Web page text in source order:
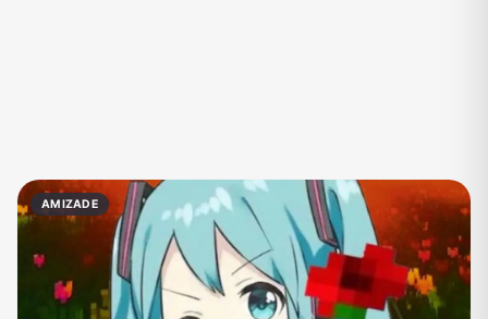
Moda e Beleza Música Namoro Negócios & Empreendedorismo
Notícias Outros Política Profissões
AMIZADE